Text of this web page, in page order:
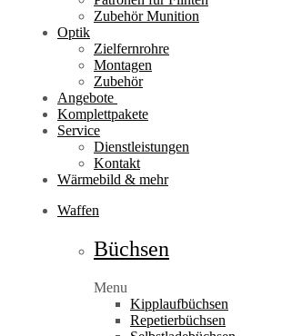
Zubehör Munition
Optik
Zielfernrohre
Montagen
Zubehör
Angebote
Komplettpakete
Service
Dienstleistungen
Kontakt
Wärmebild & mehr
Waffen
Büchsen
Menu
Kipplaufbüchsen
Repetierbüchsen